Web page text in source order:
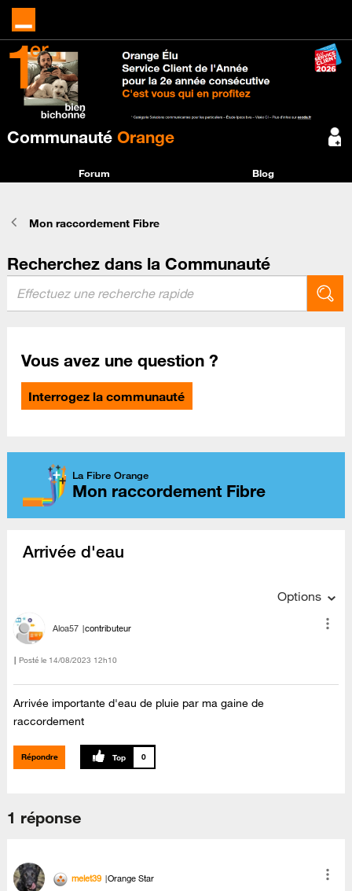
Communauté Orange
Forum Blog
Mon raccordement Fibre
Recherchez dans la Communauté
Vous avez une question ?
Interrogez la communauté
La Fibre Orange
Mon raccordement Fibre
Arrivée d'eau
Options
Aloa57 contributeur
Posté le ‎14/08/2023 12h10
Arrivée importante d'eau de pluie par ma gaine de
raccordement
Répondre 0
1 réponse
melet39 Orange Star